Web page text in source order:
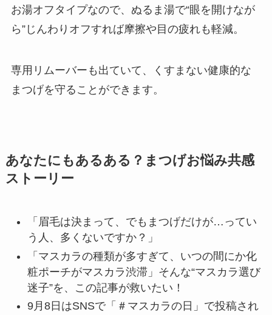
お湯オフタイプなので、ぬるま湯で“眼を開けなが
ら”じんわりオフすれば摩擦や目の疲れも軽減。
専用リムーバーも出ていて、くすまない健康的な
まつげを守ることができます。
あなたにもあるある？まつげお悩み共感
ストーリー
「眉毛は決まって、でもまつげだけが…ってい
う人、多くないですか？」
「マスカラの種類が多すぎて、いつの間にか化
粧ポーチがマスカラ渋滞」そんな“マスカラ選び
迷子”を、この記事が救いたい！
9月8日はSNSで「＃マスカラの日」で投稿され